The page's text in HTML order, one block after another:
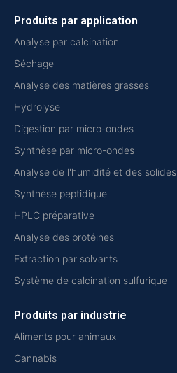
Produits par application
Analyse par calcination
Séchage
Analyse des matières grasses
Hydrolyse
Digestion par micro-ondes
Synthèse par micro-ondes
Analyse de l'humidité et des solides
Synthèse peptidique
HPLC préparative
Analyse des protéines
Extraction par solvants
Système de calcination sulfurique
Produits par industrie
Aliments pour animaux
Cannabis